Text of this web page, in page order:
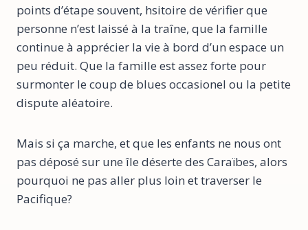
points d’étape souvent, hsitoire de vérifier que
personne n’est laissé à la traîne, que la famille
continue à apprécier la vie à bord d’un espace un
peu réduit. Que la famille est assez forte pour
surmonter le coup de blues occasionel ou la petite
dispute aléatoire.
Mais si ça marche, et que les enfants ne nous ont
pas déposé sur une île déserte des Caraïbes, alors
pourquoi ne pas aller plus loin et traverser le
Pacifique?